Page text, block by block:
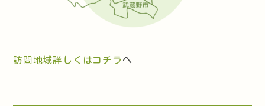
訪問地域詳しくはコチラ へ